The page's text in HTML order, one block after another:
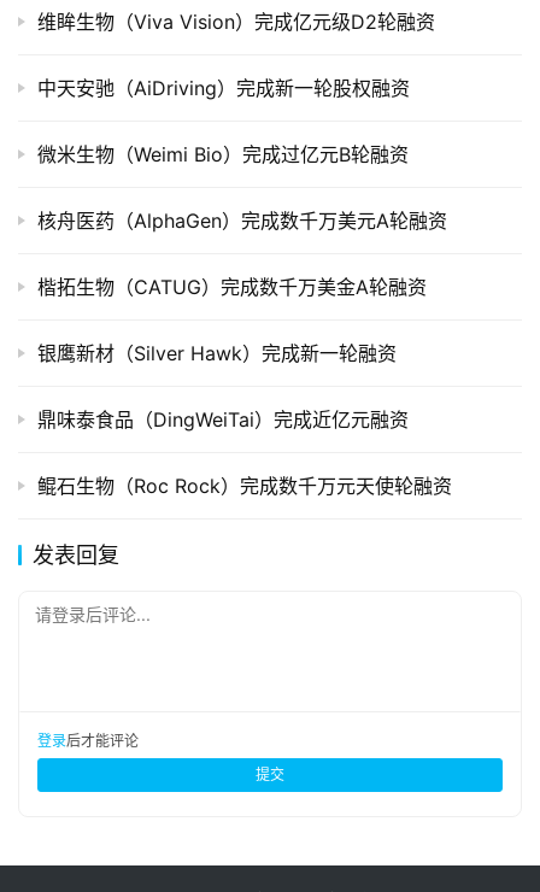
数
业
学
维眸生物（Viva Vision）完成亿元级D2轮融资
中天安驰（AiDriving）完成新一轮股权融资
微米生物（Weimi Bio）完成过亿元B轮融资
核舟医药（AlphaGen）完成数千万美元A轮融资
楷拓生物（CATUG）完成数千万美金A轮融资
银鹰新材（Silver Hawk）完成新一轮融资
鼎味泰食品（DingWeiTai）完成近亿元融资
鲲石生物（Roc Rock）完成数千万元天使轮融资
发表回复
请登录后评论...
登录后才能评论
提交